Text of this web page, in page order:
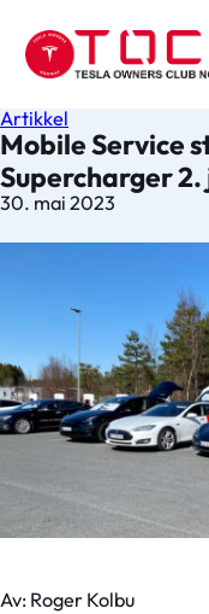
Mobile Service
Supercharger 2.
Artikkel
30. mai 2023
Av: Roger Kolbu